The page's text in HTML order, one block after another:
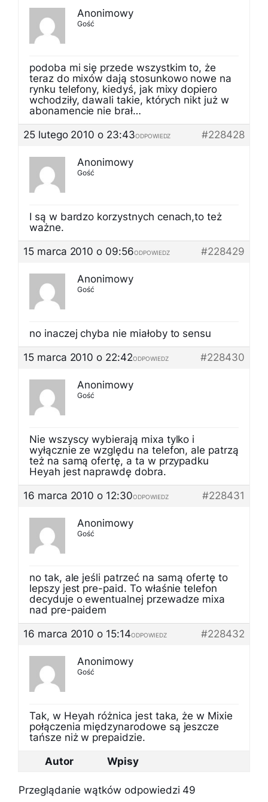
Anonimowy
Gość
podoba mi się przede wszystkim to, że
teraz do mixów dają stosunkowo nowe na
rynku telefony, kiedyś, jak mixy dopiero
wchodziły, dawali takie, których nikt już w
abonamencie nie brał…
25 lutego 2010 o 23:43
#228428
ODPOWIEDZ
Anonimowy
Gość
I są w bardzo korzystnych cenach,to też
ważne.
15 marca 2010 o 09:56
#228429
ODPOWIEDZ
Anonimowy
Gość
no inaczej chyba nie miałoby to sensu
15 marca 2010 o 22:42
#228430
ODPOWIEDZ
Anonimowy
Gość
Nie wszyscy wybierają mixa tylko i
wyłącznie ze względu na telefon, ale patrzą
też na samą ofertę, a ta w przypadku
Heyah jest naprawdę dobra.
16 marca 2010 o 12:30
#228431
ODPOWIEDZ
Anonimowy
Gość
no tak, ale jeśli patrzeć na samą ofertę to
lepszy jest pre-paid. To właśnie telefon
decyduje o ewentualnej przewadze mixa
nad pre-paidem
16 marca 2010 o 15:14
#228432
ODPOWIEDZ
Anonimowy
Gość
Tak, w Heyah różnica jest taka, że w Mixie
połączenia międzynarodowe są jeszcze
tańsze niż w prepaidzie.
Autor
Wpisy
Przeglądanie wątków odpowiedzi 49